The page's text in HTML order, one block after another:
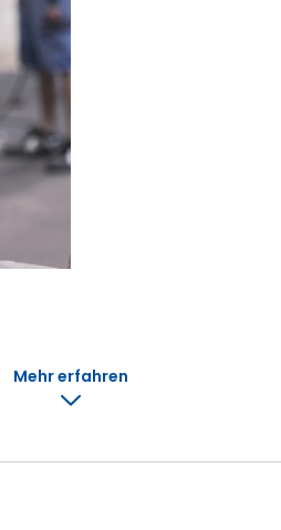
Mehr erfahren